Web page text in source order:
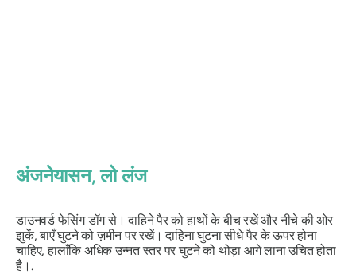
अंजनेयासन, लो लंज
डाउनवर्ड फेसिंग डॉग से। दाहिने पैर को हाथों के बीच रखें और नीचे की ओर
झुकें, बाएँ घुटने को ज़मीन पर रखें। दाहिना घुटना सीधे पैर के ऊपर होना
चाहिए, हालाँकि अधिक उन्नत स्तर पर घुटने को थोड़ा आगे लाना उचित होता
है।.